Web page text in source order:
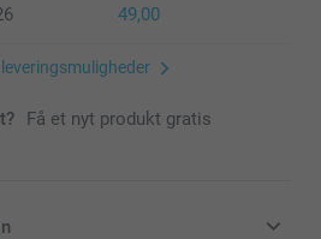
49,00
Få et nyt produkt gratis